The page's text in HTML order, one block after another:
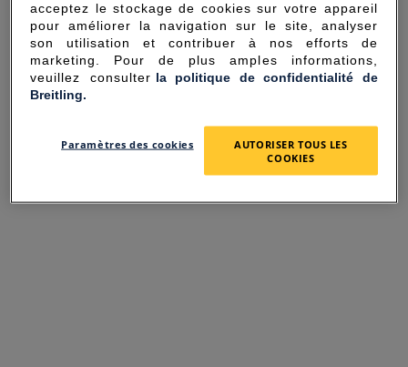
SORRY FOR THE
INCONVENIENCE
UNEXPECTED ERROR OCCURRED.
acceptez le stockage de cookies sur votre appareil
pour améliorer la navigation sur le site, analyser
son utilisation et contribuer à nos efforts de
marketing. Pour de plus amples informations,
veuillez consulter la politique de confidentialité de
Breitling.
Paramètres des cookies
AUTORISER TOUS LES
COOKIES